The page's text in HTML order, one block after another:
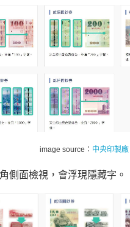
image source： 中央印製廠
側面檢視，會浮現隱藏字。